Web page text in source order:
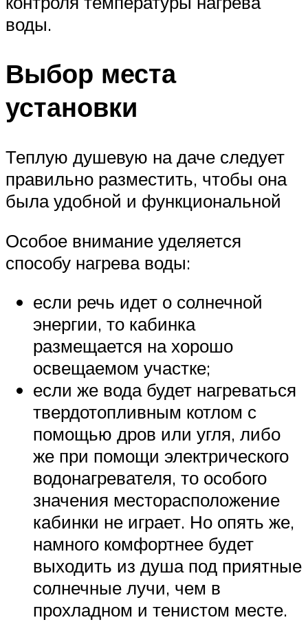
воды.
Выбор места
установки
Теплую душевую на даче следует
правильно разместить, чтобы она
была удобной и функциональной
Особое внимание уделяется
способу нагрева воды:
если речь идет о солнечной
энергии, то кабинка
размещается на хорошо
освещаемом участке;
если же вода будет нагреваться
твердотопливным котлом с
помощью дров или угля, либо
же при помощи электрического
водонагревателя, то особого
значения месторасположение
кабинки не играет. Но опять же,
намного комфортнее будет
выходить из душа под приятные
солнечные лучи, чем в
прохладном и тенистом месте.